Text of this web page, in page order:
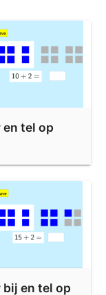
en tel op
bij en tel op